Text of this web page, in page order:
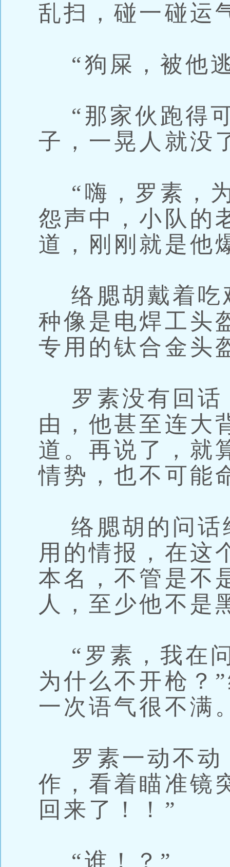
乱扫，碰一碰运
“狗屎，被他
“那家伙跑得
子，一晃人就没
“嗨，罗素，
怨声中，小队的
道，刚刚就是他
络腮胡戴着吃
种像是电焊工头
专用的钛合金头
罗素没有回话
由，他甚至连大
道。再说了，就
情势，也不可能
络腮胡的问话
用的情报，在这
本名，不管是不
人，至少他不是
“罗素，我在
为什么不开枪？
一次语气很不满
罗素一动不动
作，看着瞄准镜
回来了！！”
“谁！？”